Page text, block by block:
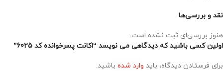
نقد و بررسی‌ها
هنوز بررسی‌ای ثبت نشده است.
اولین کسی باشید که دیدگاهی می نویسد “اکانت پسرخوانده کد 6025”
برای فرستادن دیدگاه، باید وارد شده باشید.